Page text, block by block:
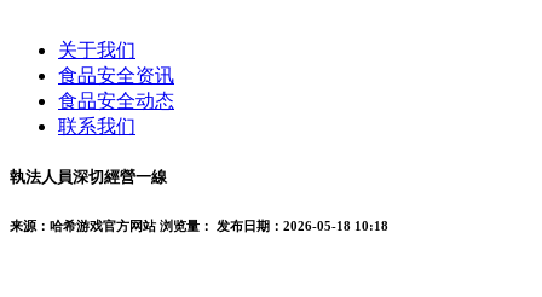
关于我们
食品安全资讯
食品安全动态
联系我们
執法人員深切經營一線
来源：哈希游戏官方网站 浏览量： 发布日期：2026-05-18 10:18